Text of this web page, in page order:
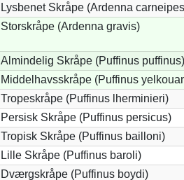
Lysbenet Skråpe (Ardenna
Storskråpe (Ardenna gravis)
Almindelig Skråpe (Puffinus puffinus)
Middelhavsskråpe (Puffinus
Tropeskråpe (Puffinus lherminieri)
Persisk Skråpe (Puffinus persicus)
Tropisk Skråpe (Puffinus bailloni)
Lille Skråpe (Puffinus baroli)
Dværgskråpe (Puffinus boydi)